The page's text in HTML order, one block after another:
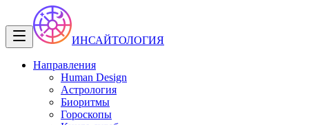
ИНСАЙТОЛОГИЯ
Направления
Human Design
Астрология
Биоритмы
Гороскопы